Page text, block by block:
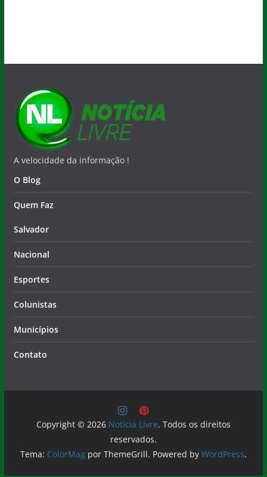
A velocidade da informação !
O Blog
Quem Faz
Salvador
Nacional
Esportes
Colunistas
Municípios
Contato
Copyright © 2026 Notícia Livre. Todos os direitos
reservados.
Tema: ColorMagpor ThemeGrill. Powered by WordPress.